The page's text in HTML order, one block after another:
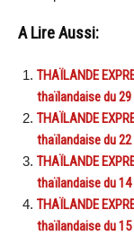
A Lire Aussi:
THAÏLANDE
thaïlandaise du
THAÏLANDE
thaïlandaise du 22
THAÏLANDE
thaïlandaise du 14
THAÏLANDE
thaïlandaise du 15